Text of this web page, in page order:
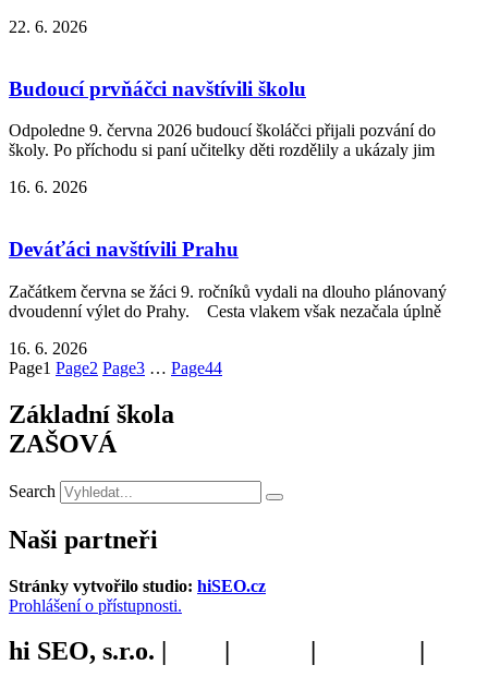
22. 6. 2026
Budoucí prvňáčci navštívili školu
Odpoledne 9. června 2026 budoucí školáčci přijali pozvání do
školy. Po příchodu si paní učitelky děti rozdělily a ukázaly jim
16. 6. 2026
Deváťáci navštívili Prahu
Začátkem června se žáci 9. ročníků vydali na dlouho plánovaný
dvoudenní výlet do Prahy. Cesta vlakem však nezačala úplně
16. 6. 2026
Page1 Page2 Page3 … Page44
Základní škola
ZAŠOVÁ
Search
Naši partneři
Stránky vytvořilo studio: hiSEO.cz
Prohlášení o přístupnosti.
hi SEO, s.r.o. |